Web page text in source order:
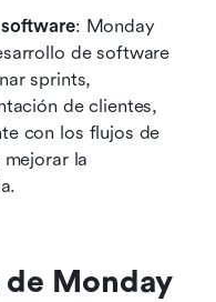
: Monday
de software
sprints,
de clientes,
con los flujos de
la
de Monday